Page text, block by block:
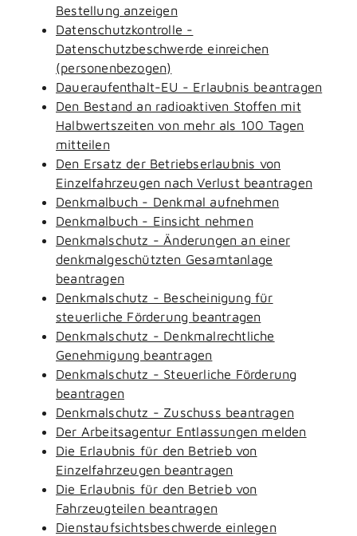
Bestellung anzeigen
Datenschutzkontrolle -
Datenschutzbeschwerde einreichen
(personenbezogen)
Daueraufenthalt-EU - Erlaubnis beantragen
Den Bestand an radioaktiven Stoffen mit
Halbwertszeiten von mehr als 100 Tagen
mitteilen
Den Ersatz der Betriebserlaubnis von
Einzelfahrzeugen nach Verlust beantragen
Denkmalbuch - Denkmal aufnehmen
Denkmalbuch - Einsicht nehmen
Denkmalschutz - Änderungen an einer
denkmalgeschützten Gesamtanlage
beantragen
Denkmalschutz - Bescheinigung für
steuerliche Förderung beantragen
Denkmalschutz - Denkmalrechtliche
Genehmigung beantragen
Denkmalschutz - Steuerliche Förderung
beantragen
Denkmalschutz - Zuschuss beantragen
Der Arbeitsagentur Entlassungen melden
Die Erlaubnis für den Betrieb von
Einzelfahrzeugen beantragen
Die Erlaubnis für den Betrieb von
Fahrzeugteilen beantragen
Dienstaufsichtsbeschwerde einlegen